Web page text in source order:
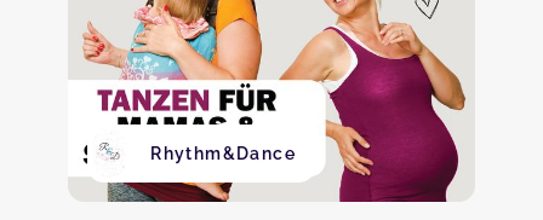
Rhythm&Dance